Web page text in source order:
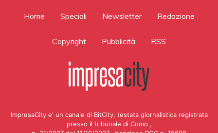
Home Speciali Newsletter Redazione
Copyright Pubblicità RSS
ImpresaCity e' un canale di BitCity, testata giornalistica registrata
presso il tribunale di Como ,